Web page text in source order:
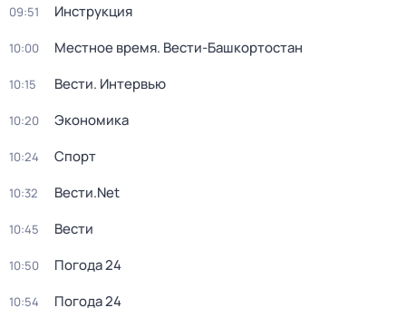
09:51 Инструкция
10:00 Местное время. Вести-Башкортостан
10:15 Вести. Интервью
10:20 Экономика
10:24 Спорт
10:32 Вести.Net
10:45 Вести
10:50 Погода 24
10:54 Погода 24